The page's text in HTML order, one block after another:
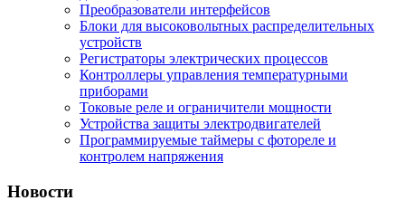
Преобразователи интерфейсов
Блоки для высоковольтных распределительных
устройств
Регистраторы электрических процессов
Контроллеры управления температурными
приборами
Токовые реле и ограничители мощности
Устройства защиты электродвигателей
Программируемые таймеры с фотореле и
контролем напряжения
Новости